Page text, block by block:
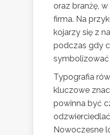
oraz branżę, w
firma. Na
kojarzy się z
podczas gdy
symbolizować
Typografia
kluczowe
powinna być
Nowoczesne